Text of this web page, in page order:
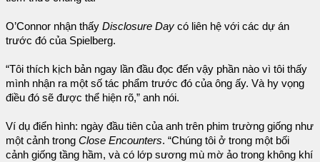
O’Connor nhận thấy Disclosure Day có liên hệ với các dự án
trước đó của Spielberg.
“Tôi thích kịch bản ngay lần đầu đọc đến vậy phần nào vì tôi thấy
mình nhận ra một số tác phẩm trước đó của ông ấy. Và hy vọng
điều đó sẽ được thể hiện rõ,” anh nói.
Ví dụ điển hình: ngày đầu tiên của anh trên phim trường giống như
một cảnh trong Close Encounters. “Chúng tôi ở trong một bối
cảnh giống tầng hầm, và có lớp sương mù mờ ảo trong không khí